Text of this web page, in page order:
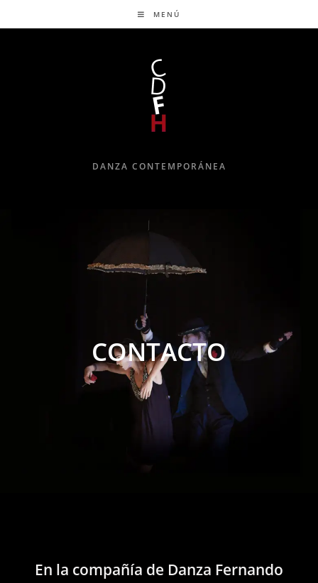
MENÚ
DANZA CONTEMPORÁNEA
CONTACTO
En la compañía de Danza Fernando